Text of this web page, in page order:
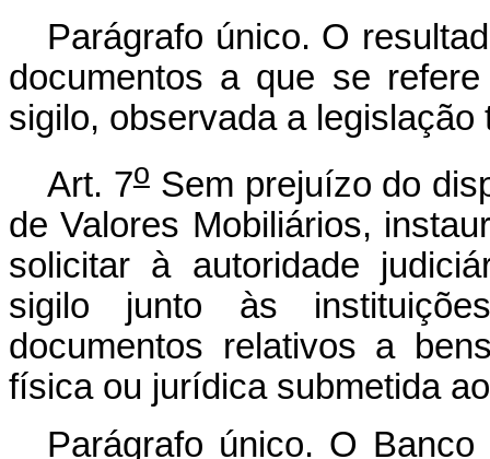
Parágrafo único. O
documentos a que se
sigilo, observada a legislação
Art. 7o Sem prejuízo do
de Valores Mobiliários,
solicitar à autoridade
sigilo junto às
documentos relativos a
física ou jurídica submetida
Parágrafo único. O